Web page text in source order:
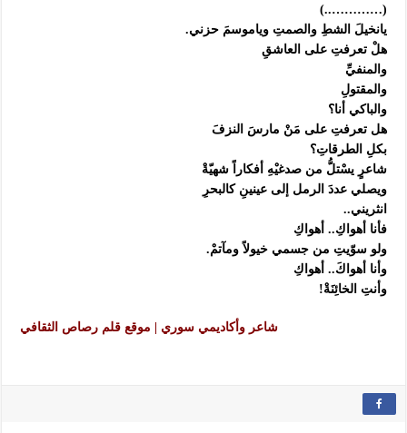
(…………..)‏
يانخيلَ الشطِ والصمتِ وياموسمَ حزني.‏
هلْ تعرفتِ على العاشقِ‏
والمنفيِّ‏
والمقتولِ‏
والباكي أنا؟‏
هل تعرفتِ على مَنْ مارسَ النزفَ‏
بكلِ الطرقاتِ؟‏
شاعرٍ يسْتلُّ من صدغيْهِ أفكاراً شهيّةْ‏
ويصلي عددَ الرمل إلى عينينِ كالبحرِ‏
انثريني..‏
فأنا أهواكِ.. أهواكِ‏
ولو سوّيتِ من جسمي خيولاً ومآتمْ.‏
وأنا أهواكَ.. أهواكِ‏
وأنتِ الخائِنَةْ!‏
شاعر وأكاديمي سوري | موقع قلم رصاص الثقافي